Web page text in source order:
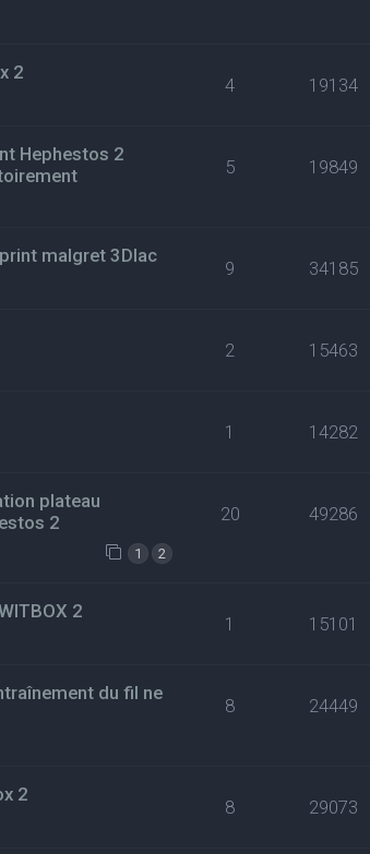
2
4 19134
Hephestos 2
5 19849
malgret 3Dlac
9 34185
2 15463
1 14282
plateau
2
1 2
20 49286
2
1 15101
du fil ne
8 24449
2
8 29073